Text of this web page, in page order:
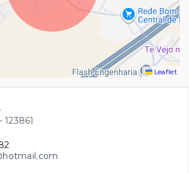
Leaflet
123861